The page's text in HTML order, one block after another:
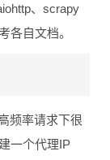
、scrapy
各自文档。
频率请求下很
一个代理IP